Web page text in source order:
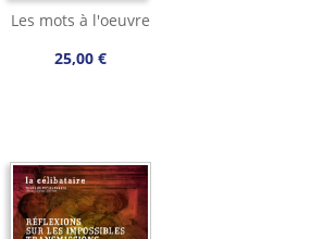
Les mots à l'oeuvre
25,00 €